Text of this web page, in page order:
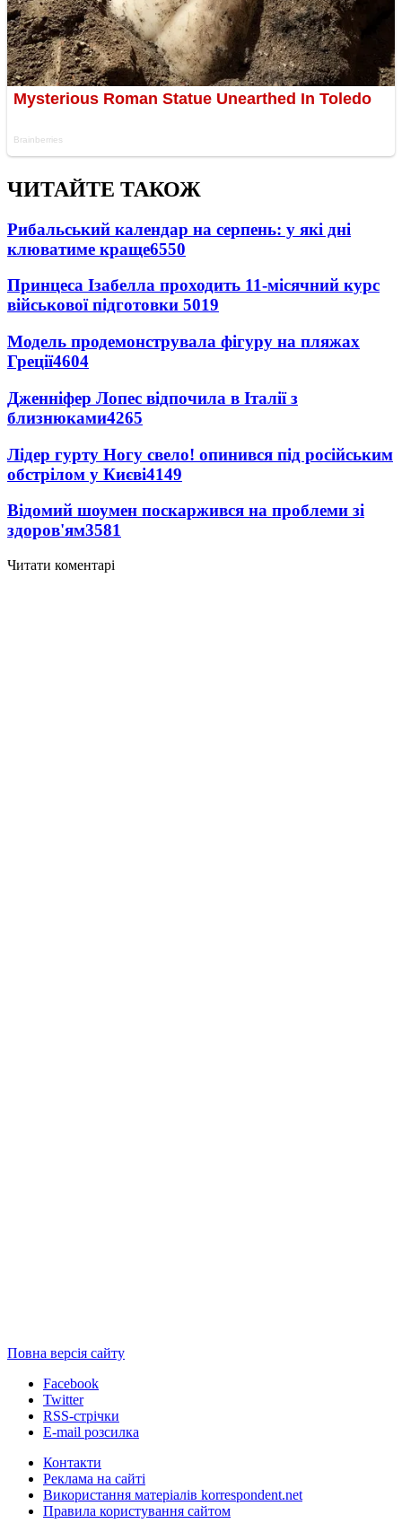
ЧИТАЙТЕ ТАКОЖ
Рибальський календар на серпень: у які дні
клюватиме краще6550
Принцеса Ізабелла проходить 11-місячний курс
військової підготовки 5019
Модель продемонструвала фігуру на пляжах
Греції4604
Дженніфер Лопес відпочила в Італії з
близнюками4265
Лідер гурту Ногу свело! опинився під російським
обстрілом у Києві4149
Відомий шоумен поскаржився на проблеми зі
здоров'ям3581
Читати коментарі
Повна версія сайту
Facebook
Twitter
RSS-стрічки
E-mail розсилка
Контакти
Реклама на сайті
Використання матеріалів korrespondent.net
Правила користування сайтом